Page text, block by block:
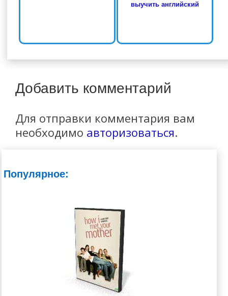
выучить английский
Добавить комментарий
Для отправки комментария вам
необходимо авторизоваться.
Популярное: